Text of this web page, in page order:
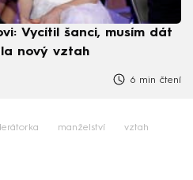
Vycítil šanci, musím dát
nový vztah
6 min čtení
manželství vztah